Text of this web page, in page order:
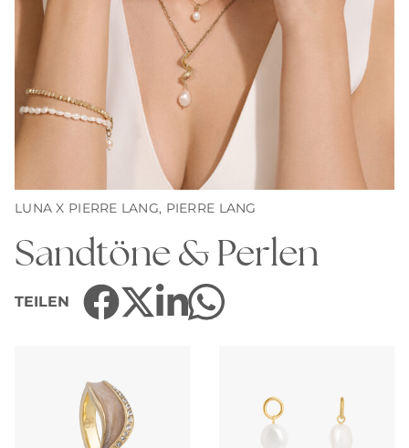
LUNA X PIERRE LANG, PIERRE LANG
Sandtöne & Perlen
TEILEN